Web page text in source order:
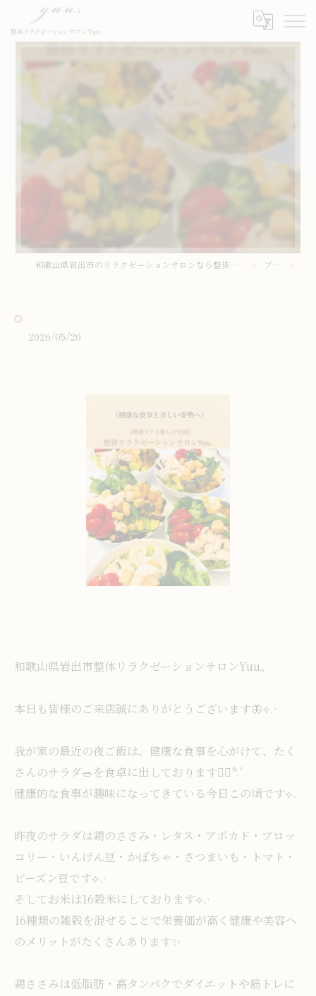
⁡
和歌山県岩出市のリラクゼーションサロンなら整体リラクゼーションサロンYuu。 ブログ
2026/05/20
和歌山県岩出市整体リラクゼーションサロンYuu。
本日も皆様のご来店誠にありがとうございます🦋⟡.·
我が家の最近の夜ご飯は、健康な食事を心がけて、たく
さんのサラダ🥗を食卓に出しております❁⃘*.ﾟ
健康的な食事が趣味になってきている今日この頃です⟡.·
昨夜のサラダは鶏のささみ・レタス・アボカド・ブロッ
コリー・いんげん豆・かぼちゃ・さつまいも・トマト・
ビーズン豆です⟡.·
そしてお米は16穀米にしております⟡.·
16種類の雑穀を混ぜることで栄養価が高く健康や美容へ
のメリットがたくさんあります✨
鶏ささみは低脂肪・高タンパクでダイエットや筋トレに